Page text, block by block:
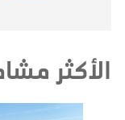
الأكثر